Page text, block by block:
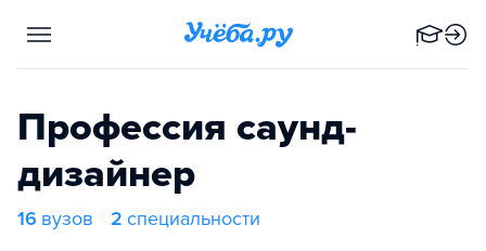
Профессия саунд-
дизайнер
16 вузов 2 специальности